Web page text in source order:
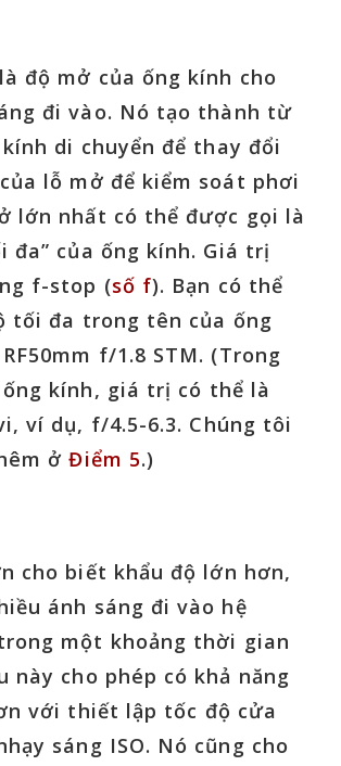
độ mở của ống kính cho
đi vào. Nó tạo thành từ
di chuyển để thay đổi
lỗ mở để kiểm soát phơi
lớn nhất có thể được gọi là
đa” của ống kính. Giá trị
f-stop (số f). Bạn có thể
tối đa trong tên của ống
f/1.8 STM. (Trong
kính, giá trị có thể là
ví dụ, f/4.5-6.3. Chúng tôi
ởĐiểm 5.)
cho biết khẩu độ lớn hơn,
ánh sáng đi vào hệ
một khoảng thời gian
này cho phép có khả năng
với thiết lập tốc độ cửa
sáng ISO. Nó cũng cho